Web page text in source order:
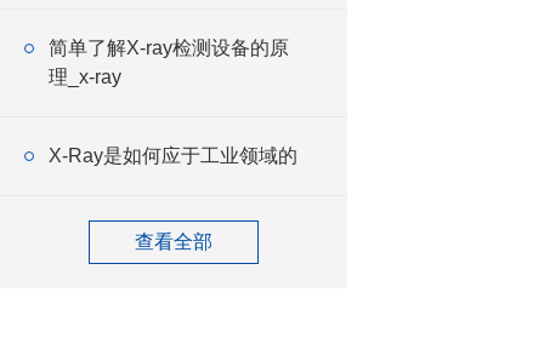
简单了解X-ray检测设备的原
理 _x-ray
X-Ray是如何应于工业领域的
查看全部